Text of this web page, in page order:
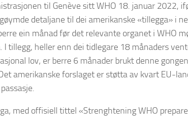
til Genève sitt WHO 18. januar 2022,
detaljane til dei amerikanske «tillegga» i
ein månad før det relevante organet i WHO
I tillegg, heller enn dei tidlegare 18 månaders
lov, er berre 6 månader brukt denne
amerikanske forslaget er støtta av kvart EU-
med offisiell tittel «Strenghtening WHO